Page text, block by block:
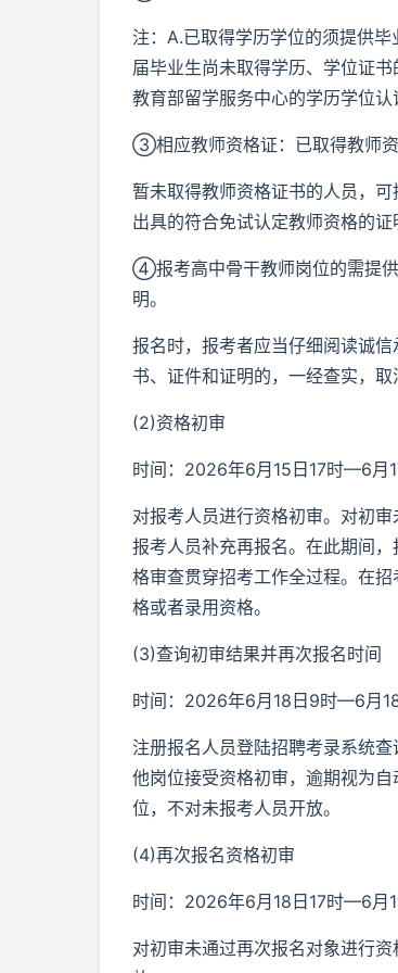
注：A.已取得学历学位的须提供
届毕业生尚未取得学历、学位证
教育部留学服务中心的学历学位认
③相应教师资格证：已取得教师资
暂未取得教师资格证书的人员，
出具的符合免试认定教师资格的证
④报考高中骨干教师岗位的需提
明。
报名时，报考者应当仔细阅读诚
书、证件和证明的，一经查实，
(2)资格初审
时间：2026年6月15日17时—6月
对报考人员进行资格初审。对初
报考人员补充再报名。在此期间
格审查贯穿招考工作全过程。在
格或者录用资格。
(3)查询初审结果并再次报名时间
时间：2026年6月18日9时—6月
注册报名人员登陆招聘考录系统
他岗位接受资格初审，逾期视为
位，不对未报考人员开放。
(4)再次报名资格初审
时间：2026年6月18日17时—6月
对初审未通过再次报名对象进行